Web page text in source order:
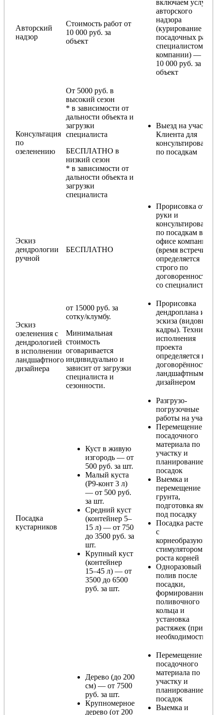
Авторский
надзор
Стоимость работ от
10 000 руб. за
объект
включаем услугу
авторского
надзора
(курирование
посадочных работ
специалистом
компании) — от
10 000 руб. за
объект
Консультация
по
озеленению
От 5000 руб. в
высокий сезон
* в зависимости от
дальности объекта и
загрузки
специалиста
БЕСПЛАТНО в
низкий сезон
* в зависимости от
дальности объекта и
загрузки
специалиста
Выезд на участок
Клиента для
консультирования
по посадкам
Эскиз
дендрологии
ручной
БЕСПЛАТНО
Прорисовка от
руки и
консультирование
по посадкам в
офисе компании
(время встречи
определяется
строго по
договоренности
со специалистом)
Эскиз
озеленения с
дендрологией
в исполнении
ландшафтного
дизайнера
от 15000 руб. за
сотку/клумбу.
Минимальная
стоимость
оговаривается
индивидуально и
зависит от загрузки
специалиста и
сезонности.
Прорисовка
дендроплана и
эскиза (видовые
кадры). Техника
исполнения
проекта
определяется по
договорённости с
ландшафтным
дизайнером
Посадка
кустарников
Куст в живую
изгородь — от
500 руб. за шт.
Малый куста
(Р9-конт 3 л)
— от 500 руб.
за шт.
Средний куст
(контейнер 5–
15 л) — от 750
до 3500 руб. за
шт.
Крупный куст
(контейнер
15–45 л) — от
3500 до 6500
руб. за шт.
Разгрузо-
погрузочные
работы на участке
Перемещение
посадочного
материала по
участку и
планирование
посадок
Выемка и
перемещение
грунта,
подготовка ямы
под посадку
Посадка растения
с
корнеобразующим
стимулятором
роста корней
Одноразовый
полив после
посадки,
формирование
поливочного
кольца и
установка
растяжек (при
необходимости)
Дерево (до 200
см) — от 7500
руб. за шт.
Крупномерное
дерево (от 200
Перемещение
посадочного
материала по
участку и
планирование
посадок
Выемка и